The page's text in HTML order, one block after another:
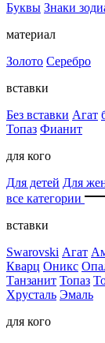
Буквы Знаки
материал
Золото Серебро
вставки
Без вставки Агат
Топаз Фианит
для кого
Для детей Для
все категории
вставки
Swarovski Агат
Кварц Оникс
Танзанит Топаз
Хрусталь Эмаль
для кого